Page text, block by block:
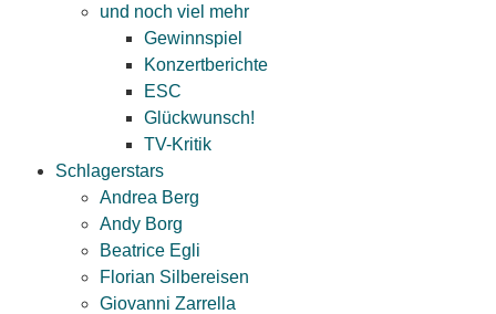
und noch viel mehr
Gewinnspiel
Konzertberichte
ESC
Glückwunsch!
TV-Kritik
Schlagerstars
Andrea Berg
Andy Borg
Beatrice Egli
Florian Silbereisen
Giovanni Zarrella